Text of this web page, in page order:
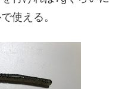
使える。